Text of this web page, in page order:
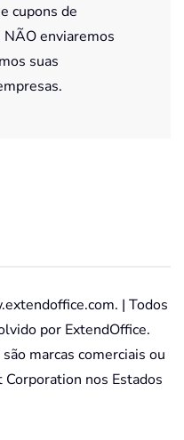
cupons de
enviaremos
suas
| Todos
por ExtendOffice.
marcas comerciais ou
nos Estados